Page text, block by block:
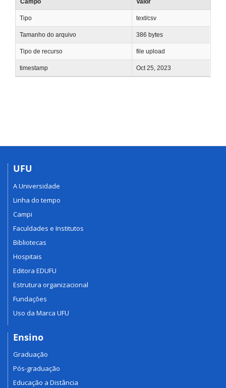
Tipo text/csv
Tamanho do arquivo 386 bytes
Tipo de recurso file upload
timestamp Oct 25, 2023
UFU
A Universidade
Linha do tempo
Campi
Faculdades e Institutos
Bibliotecas
Hospitais
Editora EDUFU
Estrutura organizacional
Fundações
Uso da Marca UFU
Ensino
Graduação
Pós-graduação
Educação a Distância